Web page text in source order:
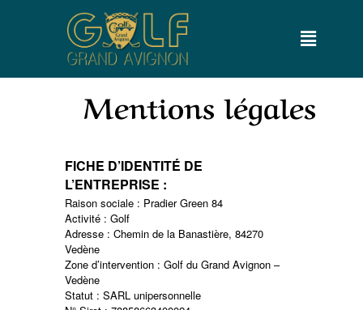
Mentions légales
FICHE D’IDENTITÉ DE
L’ENTREPRISE :
Raison sociale : Pradier Green 84
Activité : Golf
Adresse : Chemin de la Banastière, 84270
Vedène
Zone d’intervention : Golf du Grand Avignon –
Vedène
Statut : SARL unipersonnelle